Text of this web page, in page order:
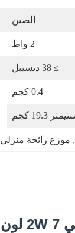
الصين
2 واط
≥ 38 ديسيبل
0.4 كجم
, موزع رائحة منزلي 80 مل